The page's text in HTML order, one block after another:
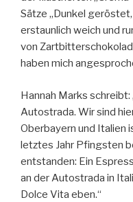
Sätze „Dunkel
erstaunlich weich und
von
haben mich
Hannah Marks schreibt:
Autostrada. Wir sind
Oberbayern und Italien
letztes Jahr Pfingsten
entstanden: Ein
an der Autostrada in
Dolce Vita eben.“